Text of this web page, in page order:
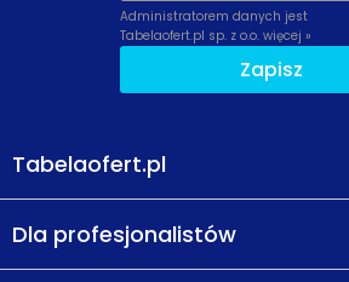
Administratorem danych jest
Tabelaofert.pl sp. z o.o. więcej »
Zapisz
Tabelaofert.pl
Dla profesjonalistów